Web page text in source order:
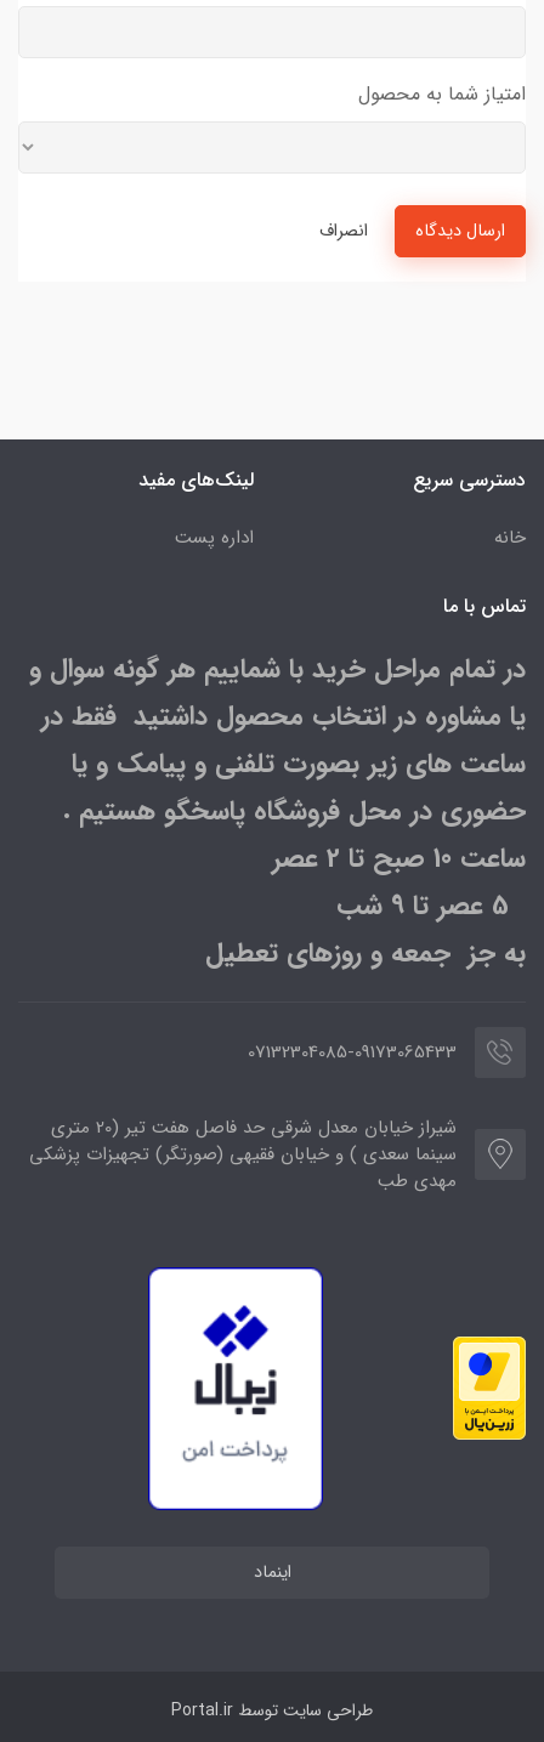
امتیاز شما به محصول
ارسال دیدگاه انصراف
دسترسی سریع
خانه
لینک‌های مفید
اداره پست
تماس با ما
در تمام مراحل خرید با شماییم هر گونه سوال و
یا مشاوره در انتخاب محصول داشتید فقط در
ساعت های زیر بصورت تلفنی و پیامک و یا
حضوری در محل فروشگاه پاسخگو هستیم .
ساعت 10 صبح تا 2 عصر
به جز جمعه و روزهای تعطیل
07132304085-09173065433
شیراز خیابان معدل شرقی حد فاصل هفت تیر (20 متری
سینما سعدی ) و خیابان فقیهی (صورتگر) تجهیزات پزشکی
مهدی طب
اینماد
طراحی سایت توسط Portal.ir